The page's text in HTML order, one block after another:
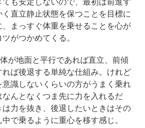
も安定しないので、最初は前進す
直立静止状態を保つことを目標に
まっすぐ体重を乗せることを心が
がつかめてくる。
が地面と平行であれば直立、前傾
ば後退する単純な仕組み。けれど
意識しないくらいの方がうまく乗れ
なんとなくつま先に力を入れるだ
力を抜き、後退したいときはその
で乗るように重心を移す感じ。